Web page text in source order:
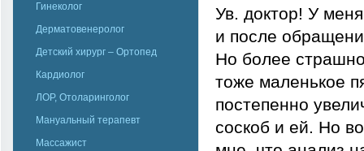
Гинеколог
Дерматовенеролог
Детский хирург – Ортопед
Кардиолог
ЛОР, Отоларинголог
Мануальный терапевт
Массажист
Ув. доктор! У
и после
Но более
тоже маленькое
постепенно
соскоб и ей. Но